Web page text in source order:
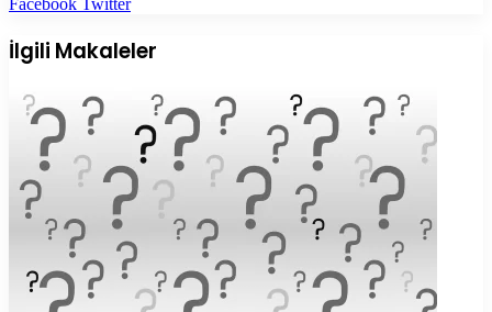
ile
paylaş
İlgili Makaleler